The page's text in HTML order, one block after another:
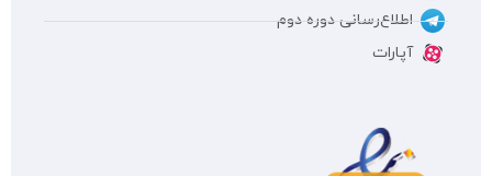
اطلاع‌رسانی دوره دوم
آپارات